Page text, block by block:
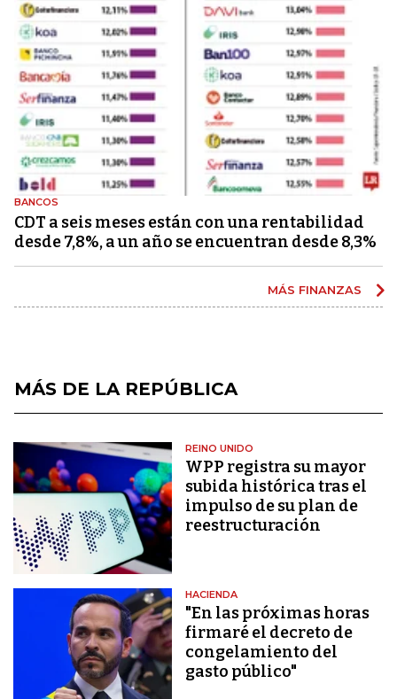
BANCOS
CDT a seis meses están con una rentabilidad
desde 7,8%, a un año se encuentran desde 8,3%
MÁS FINANZAS
MÁS DE LA REPÚBLICA
REINO UNIDO
WPP registra su mayor
subida histórica tras el
impulso de su plan de
reestructuración
HACIENDA
"En las próximas horas
firmaré el decreto de
congelamiento del
gasto público"